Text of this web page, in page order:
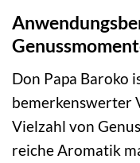
Don Papa Baroko
bemerkenswerter
Vielzahl von
reiche Aromatik